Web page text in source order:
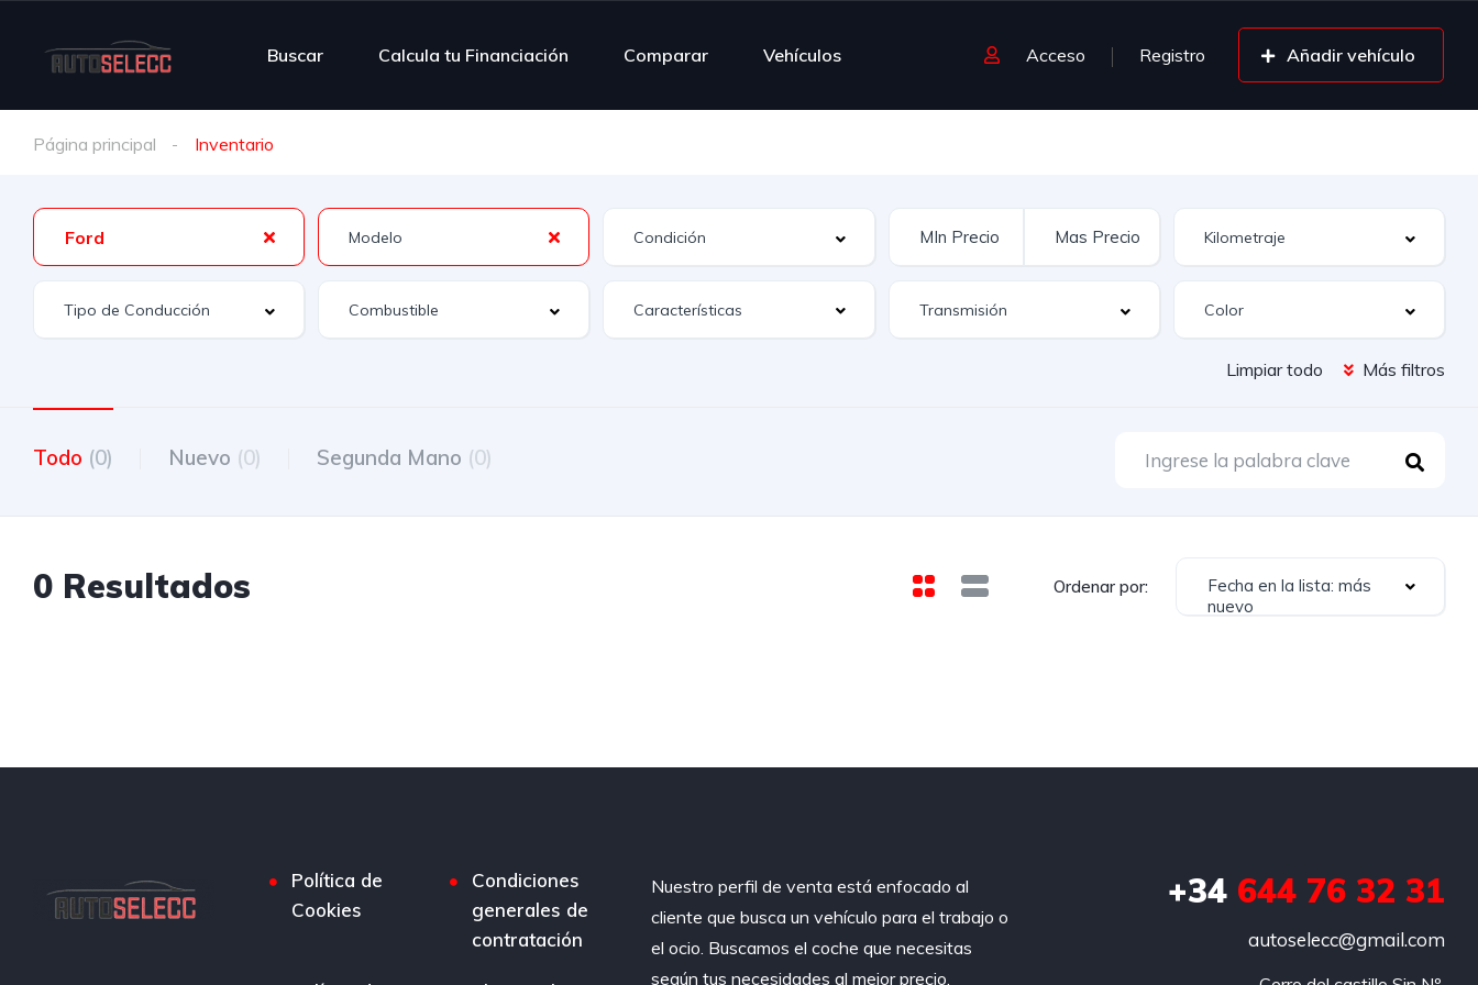
Buscar Calcula tu Financiación Comparar Vehículos Acceso Registro Añadir vehículo
Página principal Inventario
Ford
Características
Limpiar todo Más filtros
Todo (0) Nuevo (0) Segunda Mano (0)
0 Resultados Ordenar por:
Fecha en la lista: más
nuevo
Política de
Cookies
Condiciones
generales de
contratación
Nuestro perfil de venta está enfocado al
cliente que busca un vehículo para el trabajo o
el ocio. Buscamos el coche que necesitas
según tus necesidades al mejor precio.
+34644 76 32 31
autoselecc@gmail.com